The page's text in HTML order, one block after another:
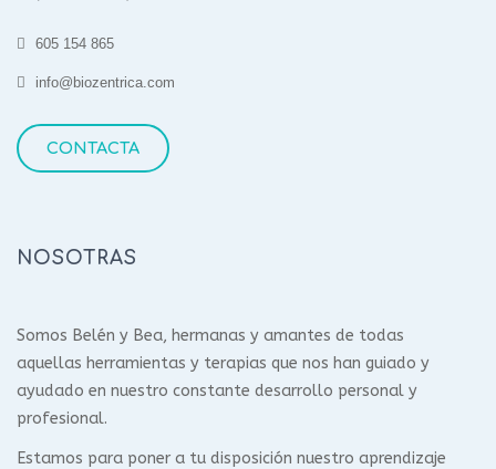
605 154 865
info@biozentrica.com
CONTACTA
NOSOTRAS
Somos Belén y Bea, hermanas y amantes de todas
aquellas herramientas y terapias que nos han guiado y
ayudado en nuestro constante desarrollo personal y
profesional.
Estamos para poner a tu disposición nuestro aprendizaje